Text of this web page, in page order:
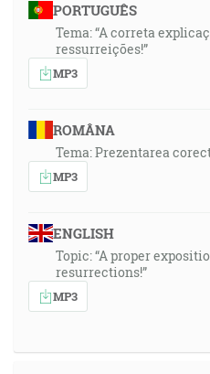
PORTUGUÊS
Tema: “A correta
ressurreições!”
MP3
ROMÂNA
Tema: Prezentarea
MP3
ENGLISH
Topic: “A proper
resurrections!”
MP3